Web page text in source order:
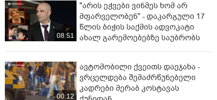
08:51
"არის ეჭვები ვინმეს ხომ არ
მფარველობენ" - დაკარგული 17
წლის ბიჭის საქმის ადვოკატი
ახალ გარემოებებზე საუბრობს
00:12
ავტომობილი ქვეითს დაეჯახა -
ვრცელდება შემაძრწუნებელი
კადრები მერაბ კოსტავას